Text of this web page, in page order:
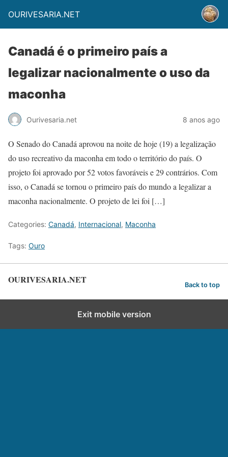
OURIVESARIA.NET
Canadá é o primeiro país a
legalizar nacionalmente o uso da
maconha
Ourivesaria.net 8 anos ago
O Senado do Canadá aprovou na noite de hoje (19) a legalização
do uso recreativo da maconha em todo o território do país. O
projeto foi aprovado por 52 votos favoráveis e 29 contrários. Com
isso, o Canadá se tornou o primeiro país do mundo a legalizar a
maconha nacionalmente. O projeto de lei foi […]
Categories: Canadá, Internacional, Maconha
Tags: Ouro
OURIVESARIA.NET Back to top
Exit mobile version